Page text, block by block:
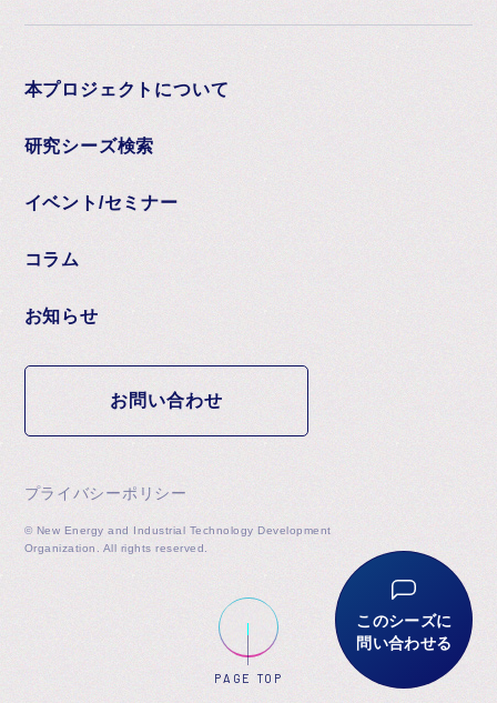
このシーズに
問い合わせる
本プロジェクトについて
研究シーズ検索
イベント/セミナー
コラム
お知らせ
お問い合わせ
プライバシーポリシー
© New Energy and Industrial Technology Development
Organization. All rights reserved.
PAGE TOP